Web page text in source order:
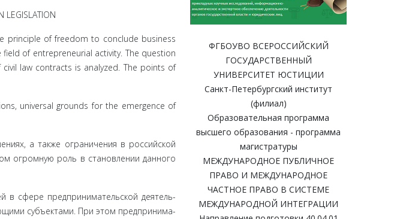
LEGISLATION
principle of freedom to conclude business
of entrepreneurial activity. The question
law contracts is analyzed. The points of
universal grounds for the emergence of
а также ограничения в российской
огромную роль в становлении данного
в сфере предпринимательской деятель­
субъектами. При этом предпринима­
ФГБОУВО ВСЕРОССИЙСКИЙ
ГОСУДАРСТВЕННЫЙ
УНИВЕРСИТЕТ ЮСТИЦИИ
Санкт-Петербургский институт
(филиал)
Образовательная программа
высшего образования - программа
магистратуры
МЕЖДУНАРОДНОЕ ПУБЛИЧНОЕ
ПРАВО И МЕЖДУНАРОДНОЕ
ЧАСТНОЕ ПРАВО В СИСТЕМЕ
МЕЖДУНАРОДНОЙ ИНТЕГРАЦИИ